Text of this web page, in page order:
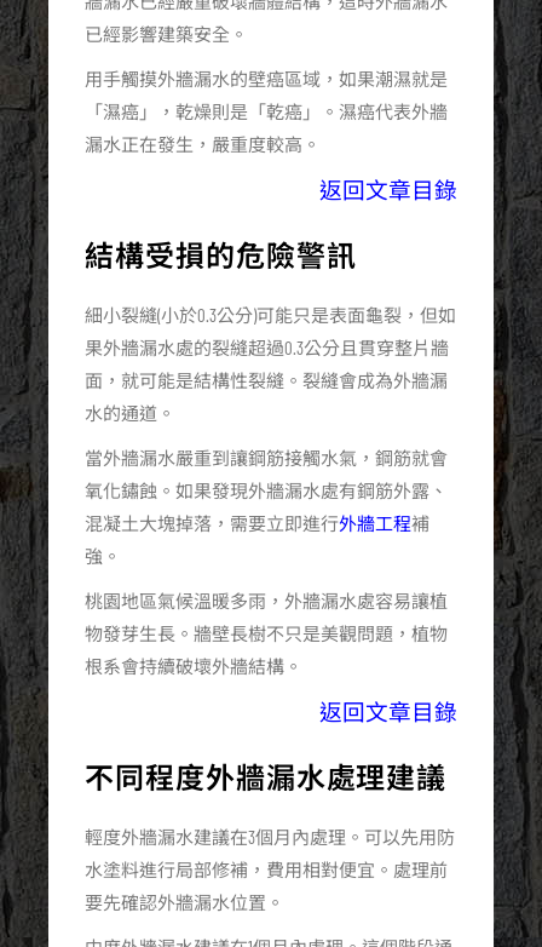
已經影響建築安全。
用手觸摸外牆漏水的壁癌區域，如果潮濕就是
「濕癌」，乾燥則是「乾癌」。濕癌代表外牆
漏水正在發生，嚴重度較高。
返回文章目錄
結構受損的危險警訊
細小裂縫(小於0.3公分)可能只是表面龜裂，但如
果外牆漏水處的裂縫超過0.3公分且貫穿整片牆
面，就可能是結構性裂縫。裂縫會成為外牆漏
水的通道。
當外牆漏水嚴重到讓鋼筋接觸水氣，鋼筋就會
氧化鏽蝕。如果發現外牆漏水處有鋼筋外露、
混凝土大塊掉落，需要立即進行外牆工程補
強。
桃園地區氣候溫暖多雨，外牆漏水處容易讓植
物發芽生長。牆壁長樹不只是美觀問題，植物
根系會持續破壞外牆結構。
返回文章目錄
不同程度外牆漏水處理建議
輕度外牆漏水建議在3個月內處理。可以先用防
水塗料進行局部修補，費用相對便宜。處理前
要先確認外牆漏水位置。